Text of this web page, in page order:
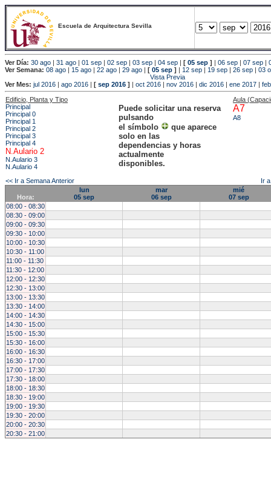
Escuela de Arquitectura Sevilla
Ver Día: 30 ago | 31 ago | 01 sep | 02 sep | 03 sep | 04 sep | [ 05 sep ] | 06 sep | 07 sep |
Ver Semana: 08 ago | 15 ago | 22 ago | 29 ago | [ 05 sep ] | 12 sep | 19 sep | 26 sep | 03
Vista Previa
Ver Mes: jul 2016 | ago 2016 | [ sep 2016 ] | oct 2016 | nov 2016 | dic 2016 | ene 2017 |
Edificio, Planta y Tipo
Principal
Principal 0
Principal 1
Principal 2
Principal 3
Principal 4
N.Aulario 2
N.Aulario 3
N.Aulario 4
Puede solicitar una reserva
pulsando
el símbolo
que aparece
solo en las
dependencias y horas
actualmente
disponibles.
Aula
A7
A8
<< Ir a Semana Anterior Ir
Hora:
lun
05 sep
mar
06 sep
mié
07 sep
08:00 - 08:30
08:30 - 09:00
09:00 - 09:30
09:30 - 10:00
10:00 - 10:30
10:30 - 11:00
11:00 - 11:30
11:30 - 12:00
12:00 - 12:30
12:30 - 13:00
13:00 - 13:30
13:30 - 14:00
14:00 - 14:30
14:30 - 15:00
15:00 - 15:30
15:30 - 16:00
16:00 - 16:30
16:30 - 17:00
17:00 - 17:30
17:30 - 18:00
18:00 - 18:30
18:30 - 19:00
19:00 - 19:30
19:30 - 20:00
20:00 - 20:30
20:30 - 21:00